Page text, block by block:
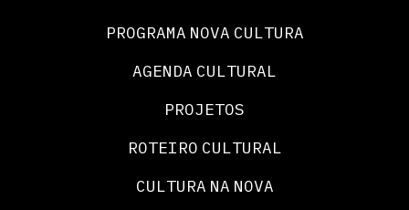
PROGRAMA NOVA CULTURA
AGENDA CULTURAL
PROJETOS
ROTEIRO CULTURAL
CULTURA NA NOVA